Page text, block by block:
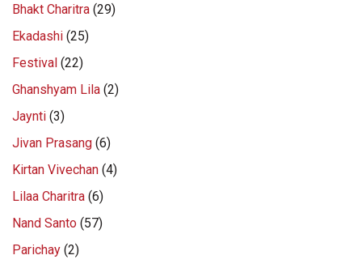
Bhakt Charitra (29)
Ekadashi (25)
Festival (22)
Ghanshyam Lila (2)
Jaynti (3)
Jivan Prasang (6)
Kirtan Vivechan (4)
Lilaa Charitra (6)
Nand Santo (57)
Parichay (2)